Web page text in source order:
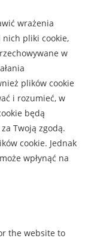
wrażenia
pliki cookie,
w
plików cookie
i rozumieć, w
będą
Twoją zgodą.
cookie. Jednak
wpłynąć na
the website to